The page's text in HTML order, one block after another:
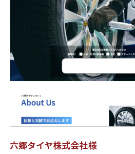
六郷タイヤ株式会社様